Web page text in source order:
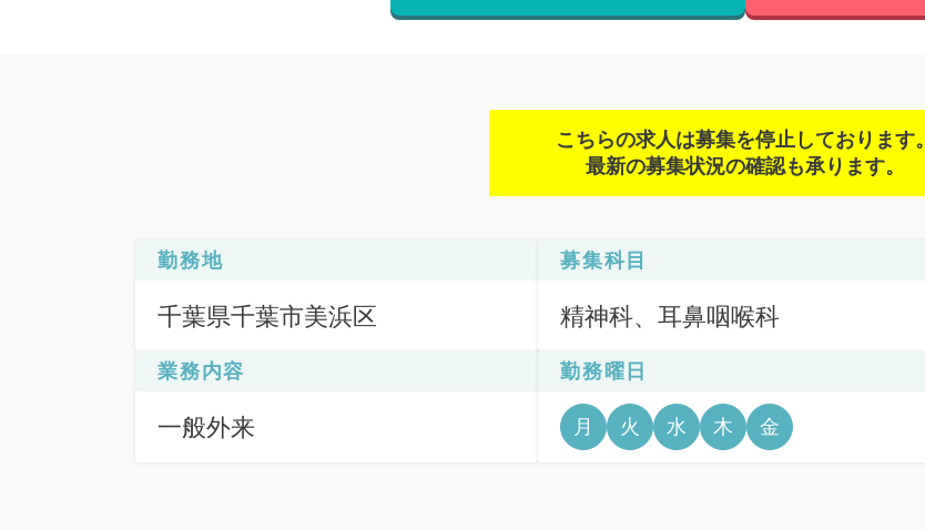
こちらの求人は募集を停止しております。
最新の募集状況の確認も承ります。
勤務地
千葉県千葉市美浜区
募集科目
精神科、耳鼻咽喉科
業務内容
一般外来
勤務曜日
月 火 水 木 金